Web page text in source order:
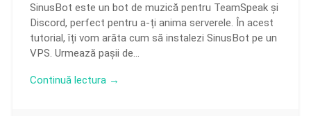
SinusBot este un bot de muzică pentru TeamSpeak și
Discord, perfect pentru a-ți anima serverele. În acest
tutorial, îți vom arăta cum să instalezi SinusBot pe un
VPS. Urmează pașii de…
Continuă lectura →